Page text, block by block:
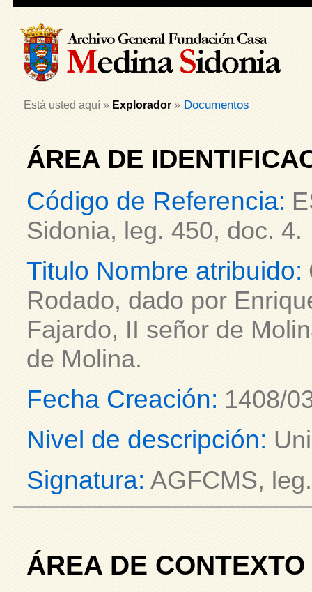
Está usted aquí » Explorador » Documentos
ÁREA DE
Código de Referencia:
Sidonia, leg. 450, doc. 4.
Titulo Nombre atribuido:
Rodado, dado por
Fajardo, II señor de
de Molina.
Fecha Creación: 1408/
Nivel de descripción:
Signatura: AGFCMS,
ÁREA DE CONTEXTO